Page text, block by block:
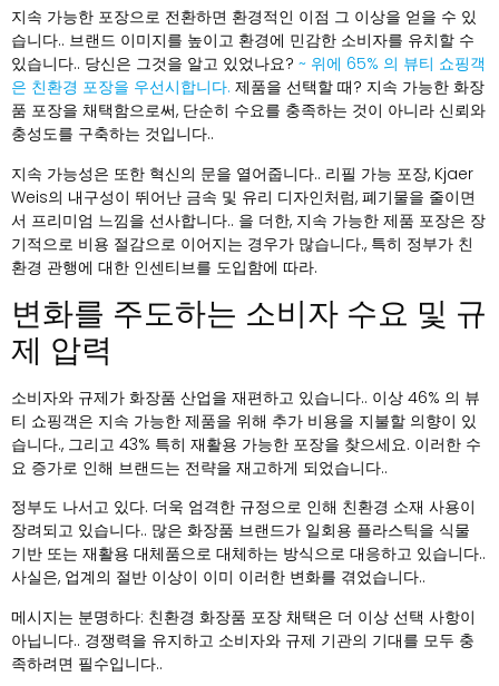
지속 가능한 포장으로 전환하면 환경적인 이점 그 이상을 얻을 수 있
습니다.. 브랜드 이미지를 높이고 환경에 민감한 소비자를 유치할 수
있습니다.. 당신은 그것을 알고 있었나요? ~ 위에 65% 의 뷰티 쇼핑객
은 친환경 포장을 우선시합니다. 제품을 선택할 때? 지속 가능한 화장
품 포장을 채택함으로써, 단순히 수요를 충족하는 것이 아니라 신뢰와
충성도를 구축하는 것입니다..
지속 가능성은 또한 혁신의 문을 열어줍니다.. 리필 가능 포장, Kjaer
Weis의 내구성이 뛰어난 금속 및 유리 디자인처럼, 폐기물을 줄이면
서 프리미엄 느낌을 선사합니다.. 을 더한, 지속 가능한 제품 포장은 장
기적으로 비용 절감으로 이어지는 경우가 많습니다., 특히 정부가 친
환경 관행에 대한 인센티브를 도입함에 따라.
변화를 주도하는 소비자 수요 및 규
제 압력
소비자와 규제가 화장품 산업을 재편하고 있습니다.. 이상 46% 의 뷰
티 쇼핑객은 지속 가능한 제품을 위해 추가 비용을 지불할 의향이 있
습니다., 그리고 43% 특히 재활용 가능한 포장을 찾으세요. 이러한 수
요 증가로 인해 브랜드는 전략을 재고하게 되었습니다..
정부도 나서고 있다. 더욱 엄격한 규정으로 인해 친환경 소재 사용이
장려되고 있습니다.. 많은 화장품 브랜드가 일회용 플라스틱을 식물
기반 또는 재활용 대체품으로 대체하는 방식으로 대응하고 있습니다..
사실은, 업계의 절반 이상이 이미 이러한 변화를 겪었습니다..
메시지는 분명하다: 친환경 화장품 포장 채택은 더 이상 선택 사항이
아닙니다.. 경쟁력을 유지하고 소비자와 규제 기관의 기대를 모두 충
족하려면 필수입니다..